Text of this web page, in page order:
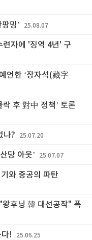
밍’ 25.08.07
련자에 '징역 4년' 구
언한 ‘장자석(藏字
후 對中 정책’ 토론
나? 25.07.20
당 아웃’ 25.07.07
와 중공의 파탄
후닝 韓 대선공작" 폭
! 25.06.25